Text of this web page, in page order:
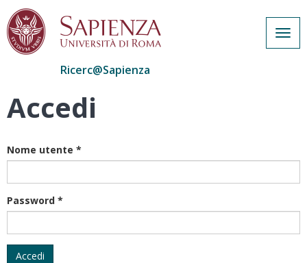
Salta
Ricerc@Sapienza
Accedi
Nome utente *
Password *
Accedi